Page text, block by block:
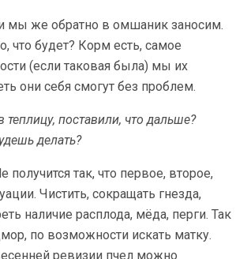
мы же обратно в омшаник заносим.
что будет? Корм есть, самое
(если таковая была) мы их
они себя смогут без проблем.
поставили, что дальше?
делать?
получится так, что первое, второе,
Чистить, сокращать гнезда,
наличие расплода, мёда, перги. Так
по возможности искать матку.
ревизии пчел можно